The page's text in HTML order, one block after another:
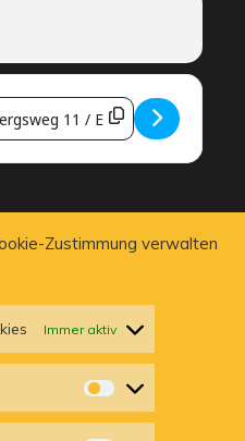
Zustimmung verwalten
Immer aktiv
STATISTIKEN
ADDRESS - PRIVATFEIER [WCBSGLSE5]